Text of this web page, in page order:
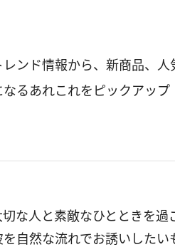
ンド情報から、新商品、
るあれこれをピックアップ
な人と素敵なひとときを
自然な流れでお誘いした